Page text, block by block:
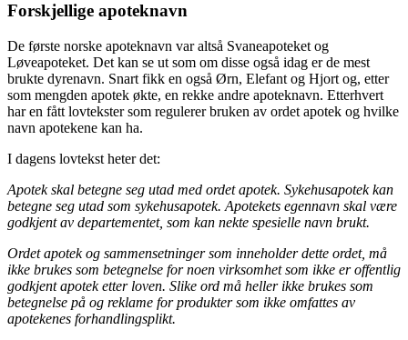
Forskjellige apoteknavn
De første norske apoteknavn var altså Svaneapoteket og
Løveapoteket. Det kan se ut som om disse også idag er de mest
brukte dyrenavn. Snart fikk en også Ørn, Elefant og Hjort og, etter
som mengden apotek økte, en rekke andre apoteknavn. Etterhvert
har en fått lovtekster som regulerer bruken av ordet apotek og hvilke
navn apotekene kan ha.
I dagens lovtekst heter det:
Apotek skal betegne seg utad med ordet apotek. Sykehusapotek kan
betegne seg utad som sykehusapotek. Apotekets egennavn skal være
godkjent av departementet, som kan nekte spesielle navn brukt.
Ordet apotek og sammensetninger som inneholder dette ordet, må
ikke brukes som betegnelse for noen virksomhet som ikke er offentlig
godkjent apotek etter loven. Slike ord må heller ikke brukes som
betegnelse på og reklame for produkter som ikke omfattes av
apotekenes forhandlingsplikt.